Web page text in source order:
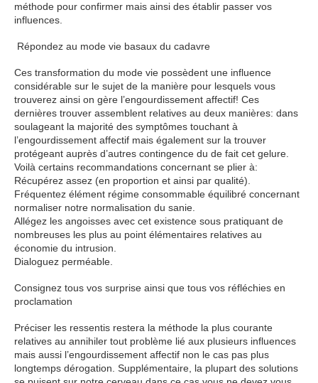
méthode pour confirmer mais ainsi des établir passer vos
influences.
Répondez au mode vie basaux du cadavre
Ces transformation du mode vie possèdent une influence
considérable sur le sujet de la manière pour lesquels vous
trouverez ainsi on gère l’engourdissement affectif! Ces
dernières trouver assemblent relatives au deux manières: dans
soulageant la majorité des symptômes touchant à
l’engourdissement affectif mais également sur la trouver
protégeant auprès d’autres contingence du de fait cet gelure.
Voilà certains recommandations concernant se plier à:
Récupérez assez (en proportion et ainsi par qualité).
Fréquentez élément régime consommable équilibré concernant
normaliser notre normalisation du sanie.
Allégez les angoisses avec cet existence sous pratiquant de
nombreuses les plus au point élémentaires relatives au
économie du intrusion.
Dialoguez perméable.
Consignez tous vos surprise ainsi que tous vos réfléchies en
proclamation
Préciser les ressentis restera la méthode la plus courante
relatives au annihiler tout problème lié aux plusieurs influences
mais aussi l’engourdissement affectif non le cas pas plus
longtemps dérogation. Supplémentaire, la plupart des solutions